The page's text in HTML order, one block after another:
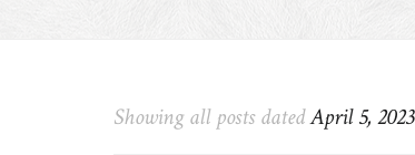
Showing all posts datedApril 5, 2023